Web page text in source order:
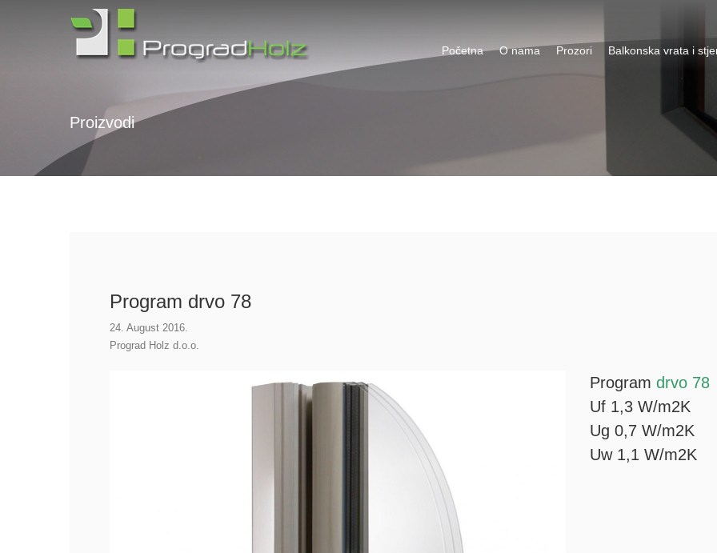
Početna O nama Prozori Balkonska vrata i
Proizvodi
Program drvo 78
24. August 2016.
Prograd Holz d.o.o.
Program drvo 78
Uf 1,3 W/m2K
Ug 0,7 W/m2K
Uw 1,1 W/m2K